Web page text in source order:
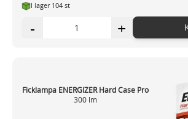
I lager 104 st
- +
Ficklampa ENERGIZER Hard Case Pro
300 lm